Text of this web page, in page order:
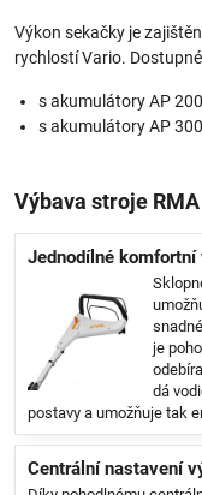
Výkon sekačky je
rychlostí Vario.
s akumulátory AP
s akumulátory AP
Výbava stroje
Jednodílné
je
dá
postavy a umožňuje tak
Centrální nastavení